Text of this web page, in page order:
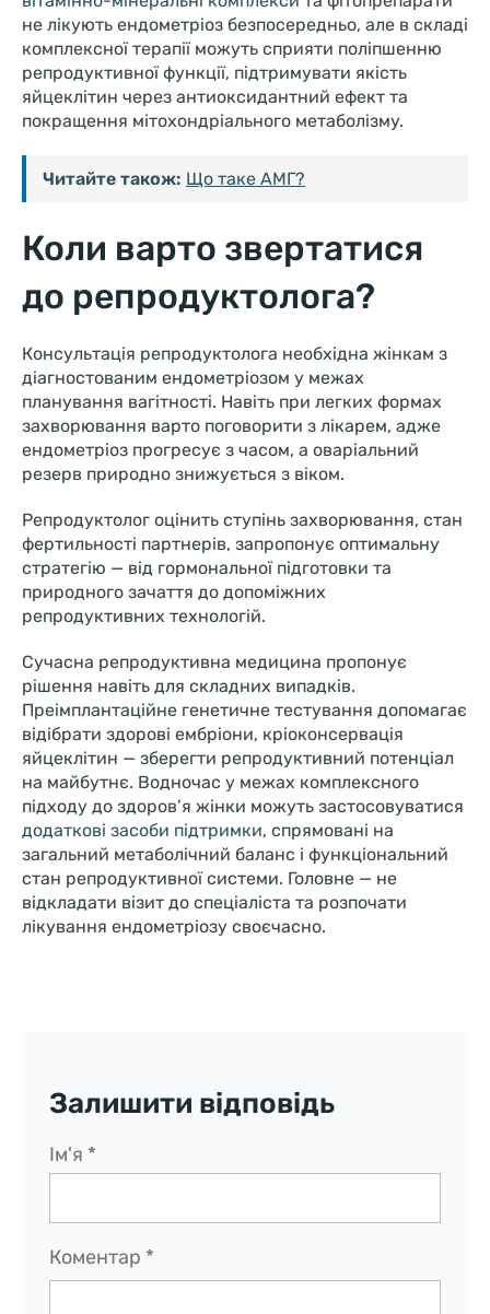
не лікують ендометріоз безпосередньо, але в складі
комплексної терапії можуть сприяти поліпшенню
репродуктивної функції, підтримувати якість
яйцеклітин через антиоксидантний ефект та
покращення мітохондріального метаболізму.
Читайте також: Що таке АМГ?
Коли варто звертатися
до репродуктолога?
Консультація репродуктолога необхідна жінкам з
діагностованим ендометріозом у межах
планування вагітності. Навіть при легких формах
захворювання варто поговорити з лікарем, адже
ендометріоз прогресує з часом, а оваріальний
резерв природно знижується з віком.
Репродуктолог оцінить ступінь захворювання, стан
фертильності партнерів, запропонує оптимальну
стратегію — від гормональної підготовки та
природного зачаття до допоміжних
репродуктивних технологій.
Сучасна репродуктивна медицина пропонує
рішення навіть для складних випадків.
Преімплантаційне генетичне тестування допомагає
відібрати здорові ембріони, кріоконсервація
яйцеклітин — зберегти репродуктивний потенціал
на майбутнє. Водночас у межах комплексного
підходу до здоров’я жінки можуть застосовуватися
додаткові засоби підтримки, спрямовані на
загальний метаболічний баланс і функціональний
стан репродуктивної системи. Головне — не
відкладати візит до спеціаліста та розпочати
лікування ендометріозу своєчасно.
Залишити відповідь
Коментар *
Ім'я *